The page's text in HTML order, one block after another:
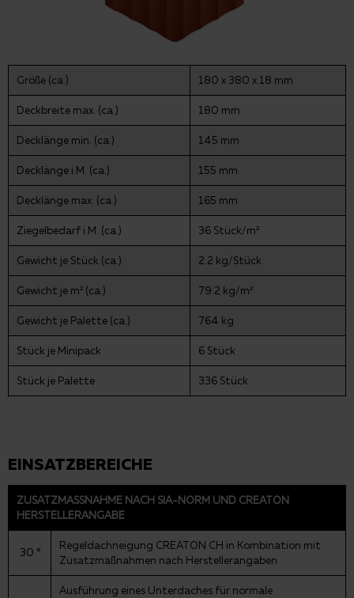
Größe (ca.) 180 x 380 x 18 mm
Deckbreite max. (ca.) 180 mm
Decklänge min. (ca.) 145 mm
Decklänge i.M. (ca.) 155 mm
Decklänge max. (ca.) 165 mm
Ziegelbedarf i.M. (ca.) 36 Stück/m²
Gewicht je Stück (ca.) 2.2 kg/Stück
Gewicht je m² (ca.) 79.2 kg/m²
Gewicht je Palette (ca.) 764 kg
Stück je Minipack 6 Stück
Stück je Palette 336 Stück
EINSATZBEREICHE
ZUSATZMASSNAHME NACH SIA-NORM UND CREATON H
ERSTELLERANGABE
30 °
Regeldachneigung CREATON CH in Kombination mit
Zusatzmaßnahmen nach Herstellerangaben
Ausführung eines Unterdaches für normale